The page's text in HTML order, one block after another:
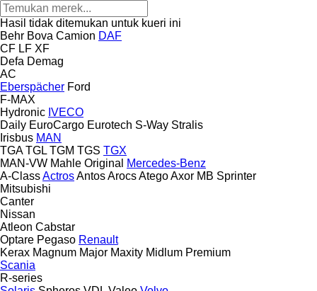
Hasil tidak ditemukan untuk kueri ini
Behr Bova Camion DAF
CF LF XF
Defa Demag
AC
Eberspächer Ford
F-MAX
Hydronic IVECO
Daily EuroCargo Eurotech S-Way Stralis
Irisbus MAN
TGA TGL TGM TGS TGX
MAN-VW Mahle Original
Mercedes-Benz
A-ClassActrosAntosArocsAtegoAxor MB Sprinter
Mitsubishi
Canter
Nissan
Atleon Cabstar
Optare Pegaso Renault
Kerax Magnum Major Maxity Midlum Premium
Scania
R-series